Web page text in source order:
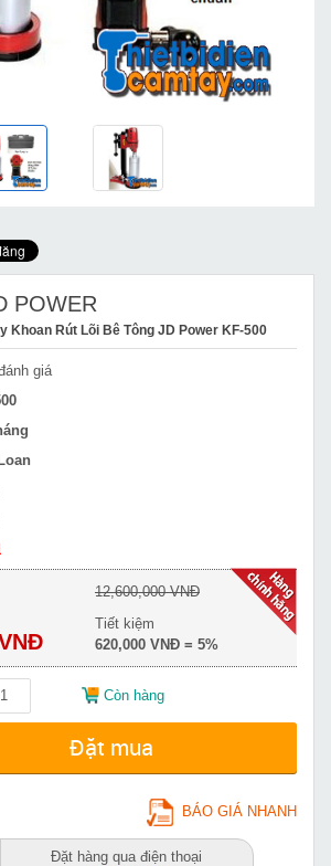
POWER
Khoan Rút Lõi Bê Tông JD Power KF-500
giá
12,600,000 VNĐ
Tiết kiệm
620,000 VNĐ = 5%
Còn hàng
Đặt mua
BÁO GIÁ NHANH
Đặt hàng qua điện thoại